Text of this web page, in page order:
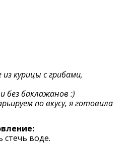
курицы с грибами,
без баклажанов :)
по вкусу, я готовила
воде.